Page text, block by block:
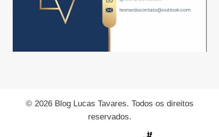
© 2026 Blog Lucas Tavares. Todos os direitos
reservados.